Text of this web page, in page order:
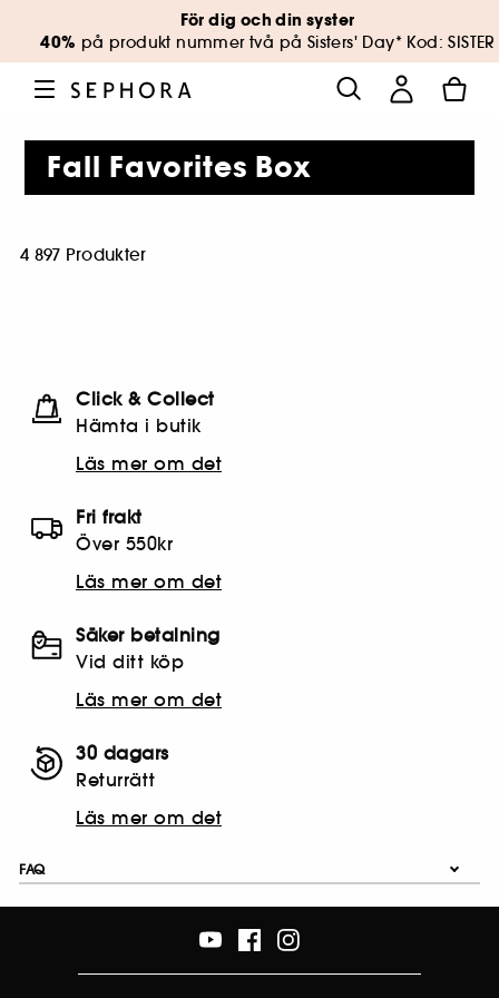
För dig och din syster
40% på produkt nummer två på Sisters' Day* Kod: SISTER
Fall Favorites Box
4 897 Produkter
Click & Collect
Hämta i butik​
Läs mer om det
Fri frakt
Över 550kr
Läs mer om det
Säker betalning
Vid ditt köp
Läs mer om det
30 dagars
Returrätt
Läs mer om det
FAQ